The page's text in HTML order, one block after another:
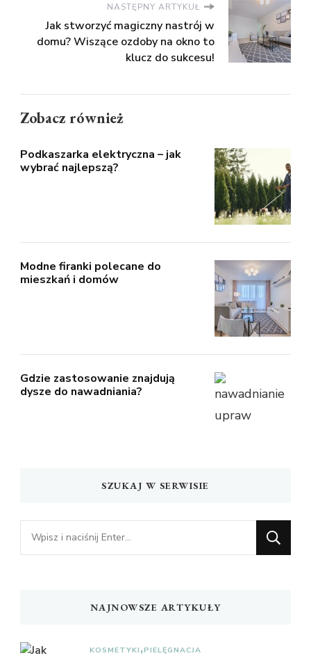
NASTĘPNY ARTYKUŁ
Jak stworzyć magiczny nastrój w
domu? Wiszące ozdoby na okno to
klucz do sukcesu!
Zobacz również
Podkaszarka elektryczna – jak
wybrać najlepszą?
Modne firanki polecane do
mieszkań i domów
Gdzie zastosowanie znajdują
dysze do nawadniania?
SZUKAJ W SERWISIE
Szukasz
czegoś?
NAJNOWSZE ARTYKUŁY
KOSMETYKI PIELĘGNACJA